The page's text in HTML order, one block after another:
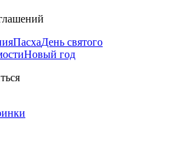
ПасхаДень святого
Новый год